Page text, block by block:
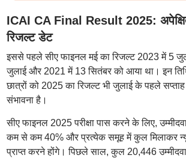
ICAI CA Final Result 2025:
रिजल्ट डेट
इससे पहले सीए फाइनल मई का रिजल्ट 2023 में 5
जुलाई और 2021 में 13 सितंबर को आया था। इन
छात्रों को 2025 का रिजल्ट भी जुलाई के पहले सप्ताह
संभावना है।
सीए फाइनल 2025 परीक्षा पास करने के लिए,
कम से कम 40% और प्रत्येक समूह में कुल मिलाकर
प्राप्त करने होंगे। पिछले साल, कुल 20,446